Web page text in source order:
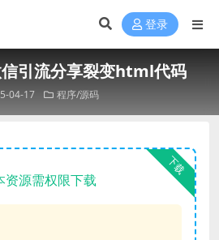
登录
信引流分享裂变html代码
04-17 程序/源码
下载
资源需权限下载